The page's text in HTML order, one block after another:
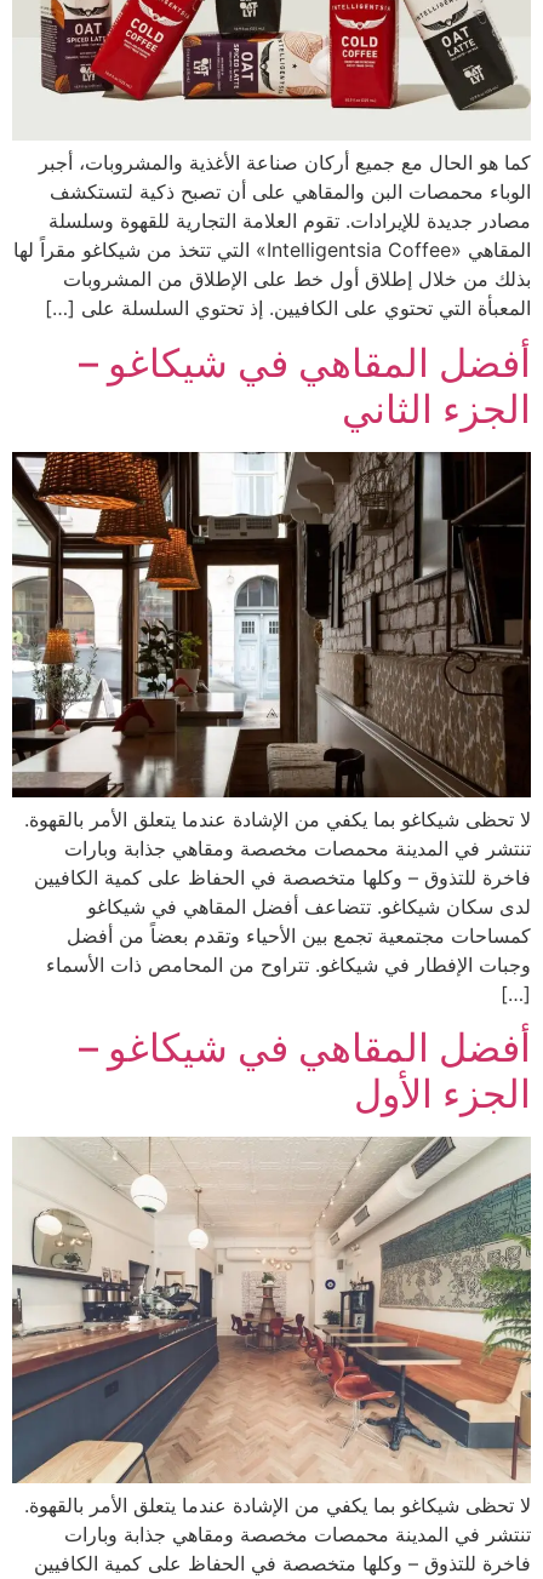
كما هو الحال مع جميع أركان صناعة الأغذية والمشروبات، أجبر
الوباء محمصات البن والمقاهي على أن تصبح ذكية لتستكشف
مصادر جديدة للإيرادات. تقوم العلامة التجارية للقهوة وسلسلة
المقاهي «Intelligentsia Coffee» التي تتخذ من شيكاغو مقراً لها
بذلك من خلال إطلاق أول خط على الإطلاق من المشروبات
المعبأة التي تحتوي على الكافيين. إذ تحتوي السلسلة على […]
أفضل المقاهي في شيكاغو –
الجزء الثاني
لا تحظى شيكاغو بما يكفي من الإشادة عندما يتعلق الأمر بالقهوة.
تنتشر في المدينة محمصات مخصصة ومقاهي جذابة وبارات
فاخرة للتذوق – وكلها متخصصة في الحفاظ على كمية الكافيين
لدى سكان شيكاغو. تتضاعف أفضل المقاهي في شيكاغو
كمساحات مجتمعية تجمع بين الأحياء وتقدم بعضاً من أفضل
وجبات الإفطار في شيكاغو. تتراوح من المحامص ذات الأسماء
[…]
أفضل المقاهي في شيكاغو –
الجزء الأول
لا تحظى شيكاغو بما يكفي من الإشادة عندما يتعلق الأمر بالقهوة.
تنتشر في المدينة محمصات مخصصة ومقاهي جذابة وبارات
فاخرة للتذوق – وكلها متخصصة في الحفاظ على كمية الكافيين